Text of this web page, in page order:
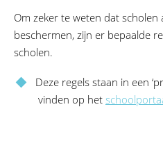
Om zeker te weten dat scholen
beschermen, zijn er bepaalde
scholen.
Deze regels staan in een
vinden op het